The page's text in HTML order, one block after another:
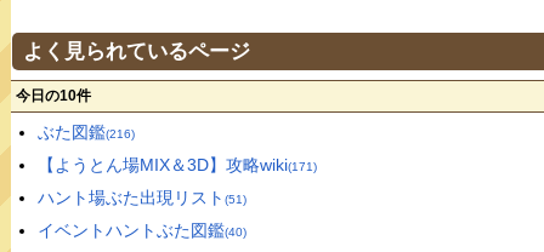
よく見られているページ
今日の10件
ぶた図鑑(216)
【ようとん場MIX＆3D】攻略wiki(171)
ハント場ぶた出現リスト (51)
イベントハントぶた図鑑(40)